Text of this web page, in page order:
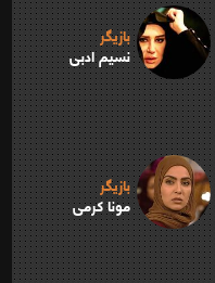
بازیگر
نسیم ادبی
بازیگر
مونا کرمی